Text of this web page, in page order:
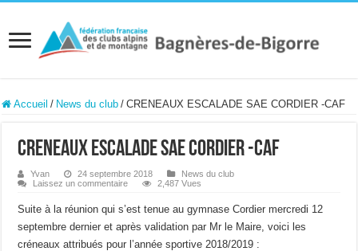
Accueil / News du club / CRENEAUX ESCALADE SAE CORDIER -CAF
CRENEAUX ESCALADE SAE CORDIER -CAF
Yvan 24 septembre 2018
News du club
Laissez un commentaire
2,487 Vues
Suite à la réunion qui s’est tenue au gymnase Cordier mercredi 12
septembre dernier et après validation par Mr le Maire, voici les
créneaux attribués pour l’année sportive 2018/2019 :